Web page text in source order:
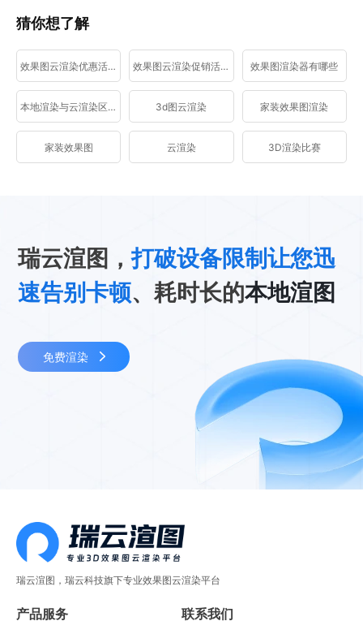
猜你想了解
效果图云渲染优惠活动 效果图云渲染促销活动 效果图渲染器有哪些
本地渲染与云渲染区别 3d图云渲染 家装效果图渲染
家装效果图 云渲染 3D渲染比赛
瑞云渲图，打破设备限制让您迅
速告别卡顿、耗时长的本地渲图
免费渲染
瑞云渲图，瑞云科技旗下专业效果图云渲染平台
产品服务 联系我们